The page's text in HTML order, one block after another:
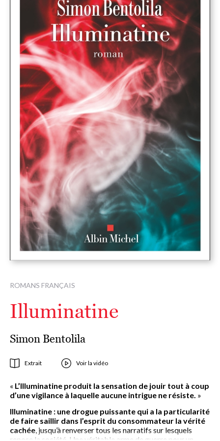
ROMANS FRANÇAIS
Illuminatine
Simon Bentolila
Extrait Voir la vidéo
« L’Illuminatine produit la sensation de jouir tout à coup
d’une vigilance à laquelle aucune intrigue ne résiste. »
Illuminatine : une drogue puissante qui a la particularité
de faire saillir dans l’esprit du consommateur la vérité
cachée , jusqu’à renverser tous les narratifs sur lesquels